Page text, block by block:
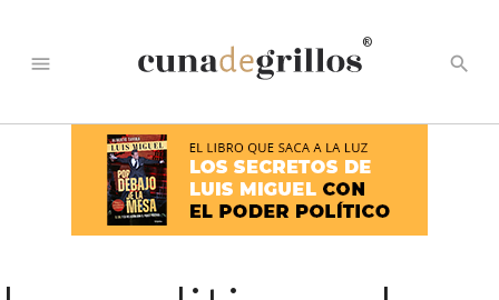
menu
®
search